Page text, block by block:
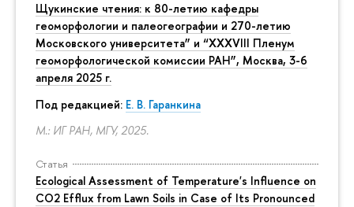
Щукинские чтения: к 80-летию кафедры
геоморфологии и палеогеографии и 270-летию
Московского университета” и “XXXVIII Пленум
геоморфологической комиссии РАН”, Москва, 3-6
апреля 2025 г.
Под редакцией: Е. В. Гаранкина
М.: ИГ РАН, МГУ, 2025.
Статья
Ecological Assessment of Temperature's Influence on
CO2 Efflux from Lawn Soils in Case of Its Pronounced